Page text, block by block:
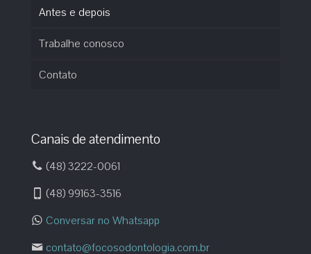
Antes e depois
Trabalhe conosco
Contato
Canais de atendimento
(48) 3222-0061
(48) 99163-3516
Conversar no Whatsapp
contato@focosodontologia.com.br